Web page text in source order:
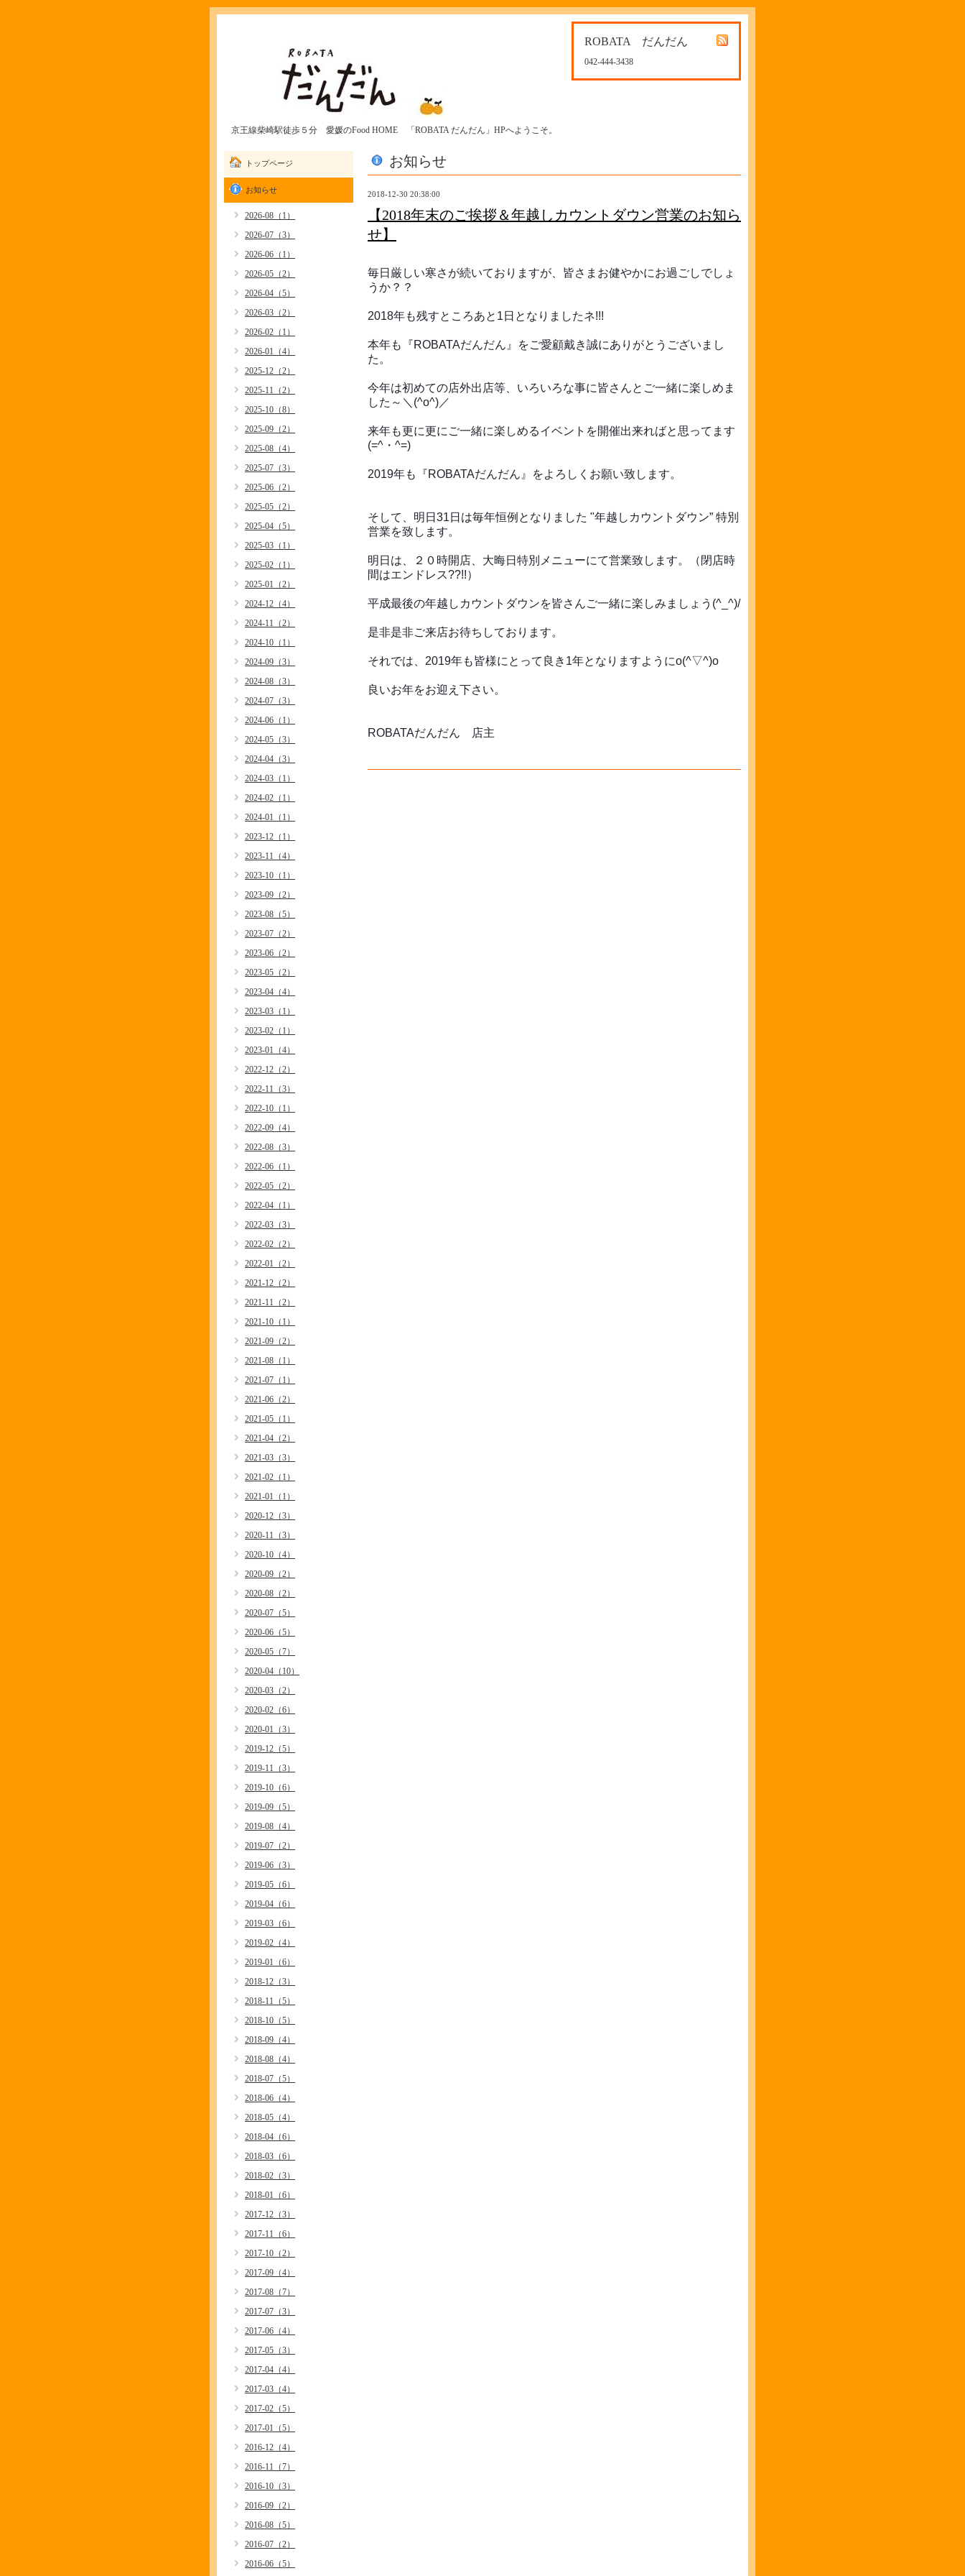
ROBATA だんだん
042-444-3438
京王線柴崎駅徒歩５分 愛媛のFood HOME 「ROBATA だんだん」HPへようこそ。
お知らせ
2018-12-30 20:38:00
【2018年末のご挨拶＆年越しカウントダウン営業のお知ら
せ】
毎日厳しい寒さが続いておりますが、皆さまお健やかにお過ごしでしょ
うか？？
2018年も残すところあと1日となりましたネ!!!
本年も『ROBATAだんだん』をご愛顧戴き誠にありがとうございまし
た。
今年は初めての店外出店等、いろいろな事に皆さんとご一緒に楽しめま
した～＼(^o^)／
来年も更に更にご一緒に楽しめるイベントを開催出来ればと思ってます
(=^・^=)
2019年も『ROBATAだんだん』をよろしくお願い致します。
そして、明日31日は毎年恒例となりました "年越しカウントダウン” 特別
営業を致します。
明日は、２０時開店、大晦日特別メニューにて営業致します。（閉店時
間はエンドレス??!!）
平成最後の年越しカウントダウンを皆さんご一緒に楽しみましょう(^_^)/
是非是非ご来店お待ちしております。
それでは、2019年も皆様にとって良き1年となりますようにo(^▽^)o
良いお年をお迎え下さい。
ROBATAだんだん　店主
トップページ
お知らせ
2026-08（1）
2026-07（3）
2026-06（1）
2026-05（2）
2026-04（5）
2026-03（2）
2026-02（1）
2026-01（4）
2025-12（2）
2025-11（2）
2025-10（8）
2025-09（2）
2025-08（4）
2025-07（3）
2025-06（2）
2025-05（2）
2025-04（5）
2025-03（1）
2025-02（1）
2025-01（2）
2024-12（4）
2024-11（2）
2024-10（1）
2024-09（3）
2024-08（3）
2024-07（3）
2024-06（1）
2024-05（3）
2024-04（3）
2024-03（1）
2024-02（1）
2024-01（1）
2023-12（1）
2023-11（4）
2023-10（1）
2023-09（2）
2023-08（5）
2023-07（2）
2023-06（2）
2023-05（2）
2023-04（4）
2023-03（1）
2023-02（1）
2023-01（4）
2022-12（2）
2022-11（3）
2022-10（1）
2022-09（4）
2022-08（3）
2022-06（1）
2022-05（2）
2022-04（1）
2022-03（3）
2022-02（2）
2022-01（2）
2021-12（2）
2021-11（2）
2021-10（1）
2021-09（2）
2021-08（1）
2021-07（1）
2021-06（2）
2021-05（1）
2021-04（2）
2021-03（3）
2021-02（1）
2021-01（1）
2020-12（3）
2020-11（3）
2020-10（4）
2020-09（2）
2020-08（2）
2020-07（5）
2020-06（5）
2020-05（7）
2020-04（10）
2020-03（2）
2020-02（6）
2020-01（3）
2019-12（5）
2019-11（3）
2019-10（6）
2019-09（5）
2019-08（4）
2019-07（2）
2019-06（3）
2019-05（6）
2019-04（6）
2019-03（6）
2019-02（4）
2019-01（6）
2018-12（3）
2018-11（5）
2018-10（5）
2018-09（4）
2018-08（4）
2018-07（5）
2018-06（4）
2018-05（4）
2018-04（6）
2018-03（6）
2018-02（3）
2018-01（6）
2017-12（3）
2017-11（6）
2017-10（2）
2017-09（4）
2017-08（7）
2017-07（3）
2017-06（4）
2017-05（3）
2017-04（4）
2017-03（4）
2017-02（5）
2017-01（5）
2016-12（4）
2016-11（7）
2016-10（3）
2016-09（2）
2016-08（5）
2016-07（2）
2016-06（5）